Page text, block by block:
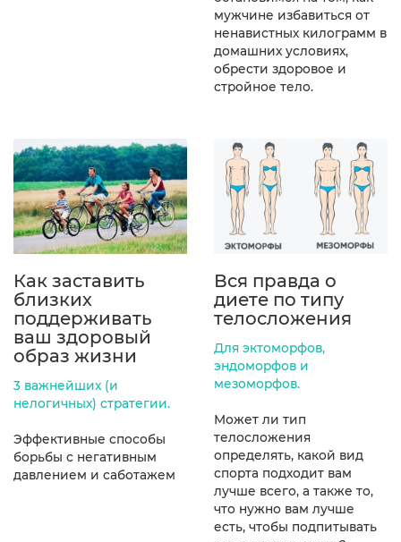
мужчине избавиться от
ненавистных килограмм в
домашних условиях,
обрести здоровое и
стройное тело.
Как заставить
близких
поддерживать
ваш здоровый
образ жизни
3 важнейших (и
нелогичных) стратегии.
Эффективные способы
борьбы с негативным
давлением и саботажем
Вся правда о
диете по типу
телосложения
Для эктоморфов,
эндоморфов и
мезоморфов.
Может ли тип
телосложения
определять, какой вид
спорта подходит вам
лучше всего, а также то,
что нужно вам лучше
есть, чтобы подпитывать